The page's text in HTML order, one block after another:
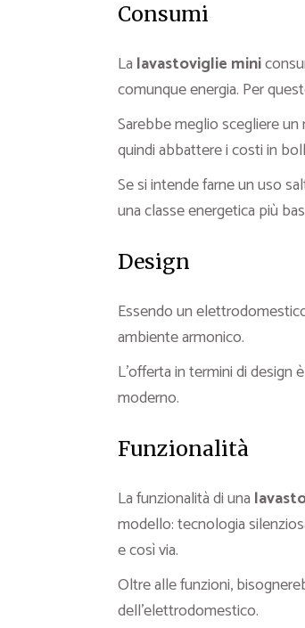
Consumi
La lavastoviglie mini
comunque energia. Per
Sarebbe meglio scegliere
quindi abbattere i costi in
Se si intende farne un uso
una classe energetica più
Design
Essendo un
ambiente armonico.
L’offerta in termini di
moderno.
Funzionalità
La funzionalità di una
modello: tecnologia
e così via.
Oltre alle funzioni,
dell’elettrodomestico.